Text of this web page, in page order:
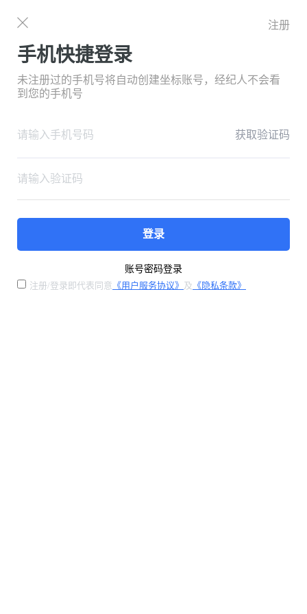
注册
手机快捷登录
未注册过的手机号将自动创建坐标账号，经纪人不会看
到您的手机号
获取验证码
登录
账号密码登录
注册/登录即代表同意 《用户服务协议》 及 《隐私条款》